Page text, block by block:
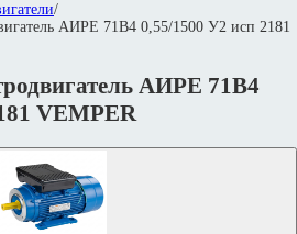
/
АИРЕ 71В4 0,55/1500 У2 исп 2181
АИРЕ 71В4
VEMPER